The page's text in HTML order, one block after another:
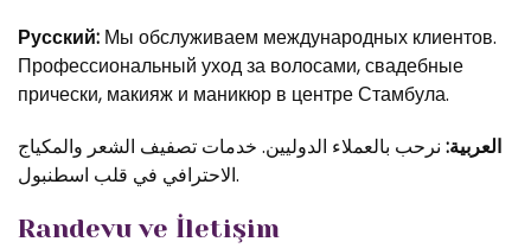
Русский: Мы обслуживаем международных клиентов.
Профессиональный уход за волосами, свадебные
прически, макияж и маникюр в центре Стамбула.
العربية: نرحب بالعملاء الدوليين. خدمات تصفيف الشعر والمكياج
الاحترافي في قلب اسطنبول.
Randevu ve İletişim